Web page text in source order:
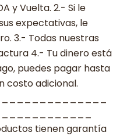
y Vuelta. 2.- Si le
expectativas, le
3.- Todas nuestras
4.- Tu dinero está
puedes pagar hasta
costo adicional.
tienen garantía